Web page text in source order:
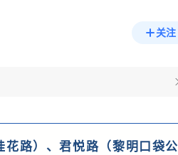
关注
路）、君悦路（黎明口袋公